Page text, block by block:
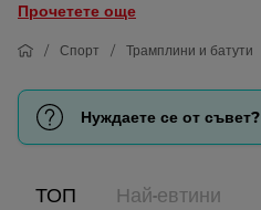
Прочетете още
Спорт Трамплини и батути
Нуждаете се от съвет?
ТОП Най-евтини